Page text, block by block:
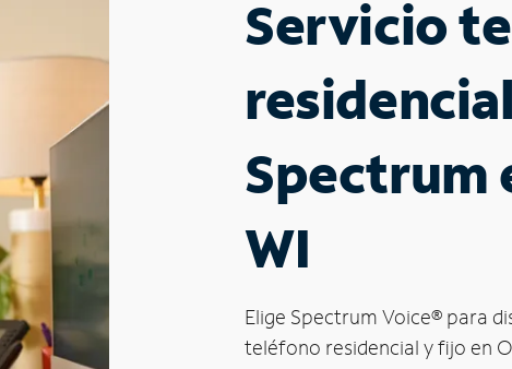
Servicio
Spectrum
WI
Elige Spectrum Voice® para
teléfono residencial y fijo en